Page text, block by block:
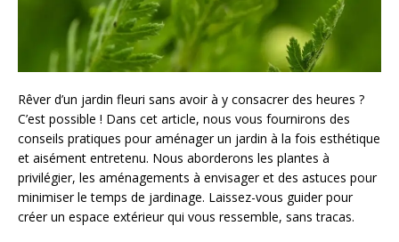
Rêver d’un jardin fleuri sans avoir à y consacrer des heures ?
C’est possible ! Dans cet article, nous vous fournirons des
conseils pratiques pour aménager un jardin à la fois esthétique
et aisément entretenu. Nous aborderons les plantes à
privilégier, les aménagements à envisager et des astuces pour
minimiser le temps de jardinage. Laissez-vous guider pour
créer un espace extérieur qui vous ressemble, sans tracas.